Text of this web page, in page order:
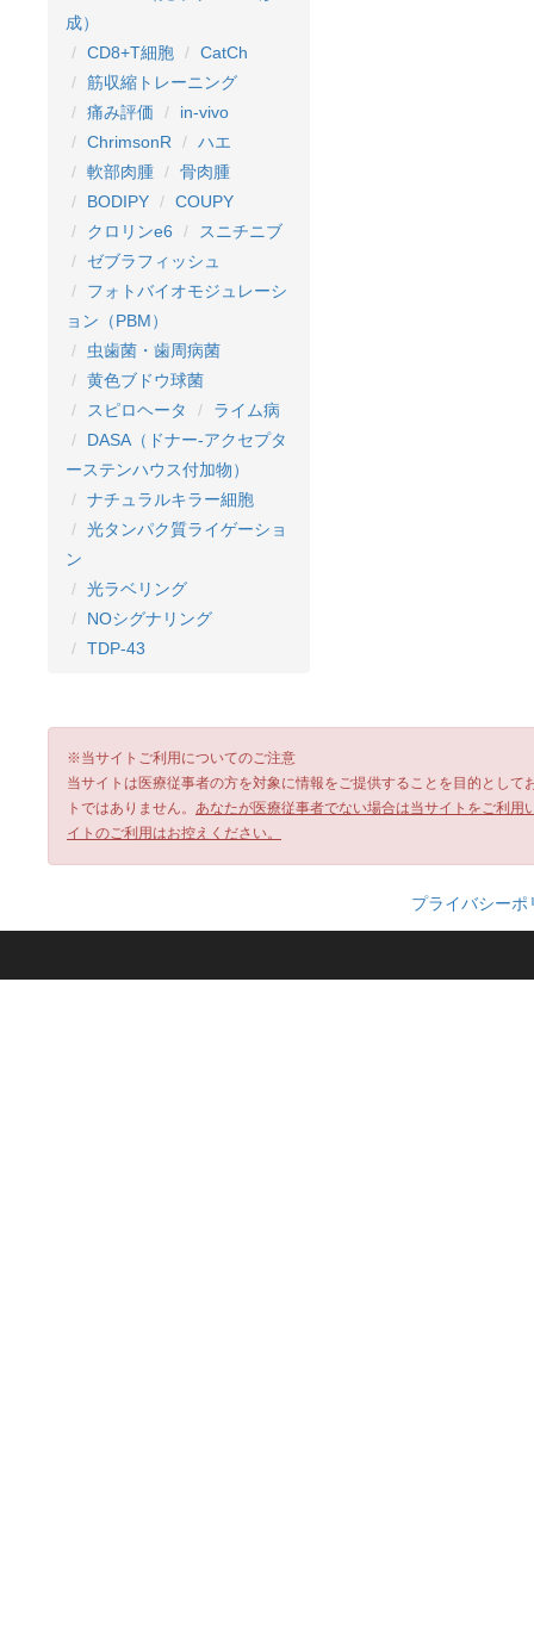
成）
CD8+T細胞
CatCh
筋収縮トレーニング
痛み評価
in-vivo
ChrimsonR
ハエ
軟部肉腫
骨肉腫
BODIPY
COUPY
クロリンe6
スニチニブ
ゼブラフィッシュ
フォトバイオモジュレーシ
ョン（PBM）
虫歯菌・歯周病菌
黄色ブドウ球菌
スピロヘータ
ライム病
DASA（ドナー-アクセプタ
ーステンハウス付加物）
ナチュラルキラー細胞
光タンパク質ライゲーショ
ン
光ラベリング
NOシグナリング
TDP-43
※当サイトご利用についてのご注意
当サイトは医療従事者の方を対象に情報をご提供することを目的とし
トではありません。 あなたが医療従事者でない場合は当サイトをご利
イトのご利用はお控えください。
プライバシーポ